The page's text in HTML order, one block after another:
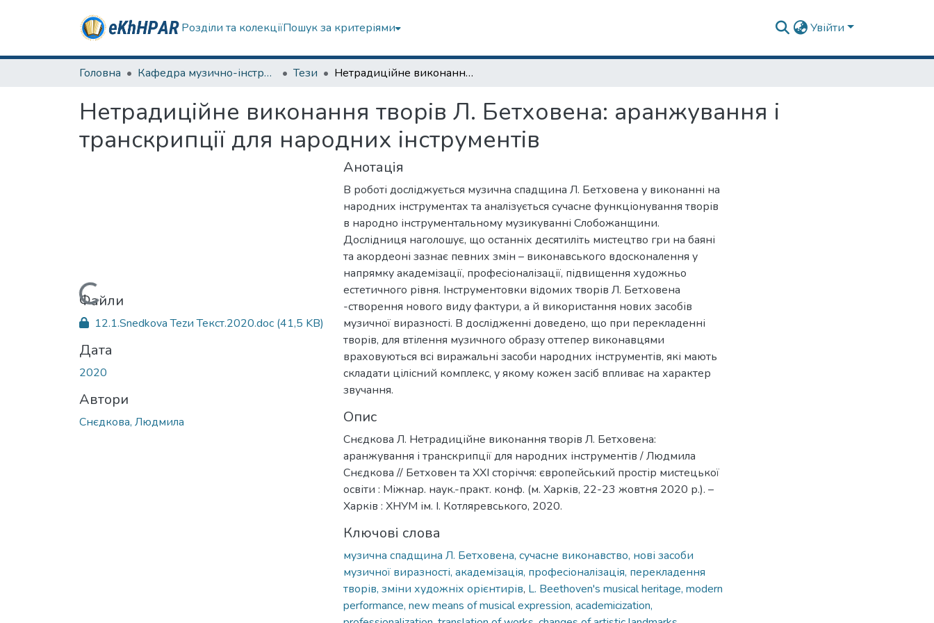
Розділи та колекціїПошук за критеріями Увійти
Головна Кафедра музично-інструментальної підготовки вчителя Тези Нетрадиційне виконання творів Л. Бетховена: аранжування і транскрипції для народних інструментів
Нетрадиційне виконання творів Л. Бетховена: аранжування і
транскрипції для народних інструментів
Вантажиться...
Файли
12.1.Snedkova Tezи Текст.2020.doc (41,5 KB)
Дата
2020
Автори
Снєдкова, Людмила
Анотація
В роботі досліджується музична спадщина Л. Бетховена у виконанні на
народних інструментах та аналізується сучасне функціонування творів
в народно інструментальному музикуванні Слобожанщини.
Дослідниця наголошує, що останніх десятиліть мистецтво гри на баяні
та акордеоні зазнає певних змін – виконавського вдосконалення у
напрямку академізації, професіоналізації, підвищення художньо
естетичного рівня. Інструментовки відомих творів Л. Бетховена
-створення нового виду фактури, а й використання нових засобів
музичної виразності. В дослідженні доведено, що при перекладенні
творів, для втілення музичного образу оттепер виконавцями
враховуються всі виражальні засоби народних інструментів, які мають
складати цілісний комплекс, у якому кожен засіб впливає на характер
звучання.
Опис
Снєдкова Л. Нетрадиційне виконання творів Л. Бетховена:
аранжування і транскрипції для народних інструментів / Людмила
Снєдкова // Бетховен та ХХІ сторіччя: європейський простір мистецької
освіти : Міжнар. наук.-практ. конф. (м. Харків, 22-23 жовтня 2020 р.). –
Харків : ХНУМ ім. І. Котляревського, 2020.
Ключові слова
музична спадщина Л. Бетховена, сучасне виконавство, нові засоби
музичної виразності, академізація, професіоналізація, перекладення
творів, зміни художніх орієнтирів, L. Beethoven's musical heritage, modern
performance, new means of musical expression, academicization,